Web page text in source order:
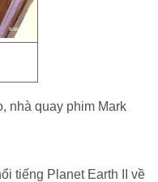
nhà quay phim Mark
tiếng Planet Earth II về